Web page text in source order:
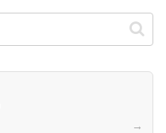
→